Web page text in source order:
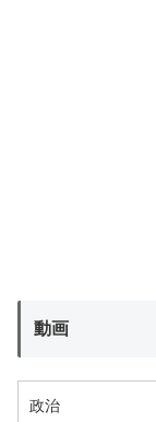
動画
政治